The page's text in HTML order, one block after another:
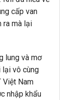
cấp van
ra mà lại
lung và mơ
lại vô cùng
Việt Nam
nhập khẩu